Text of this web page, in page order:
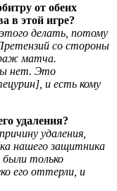
от обеих
в этой игре?
делать, потому
со стороны
матча.
нет. Это
рин] , и есть кому
удаления?
удаления,
нашего защитника
были только
его оттерли, и